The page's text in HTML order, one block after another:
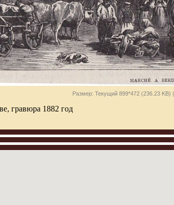
Размер: Текущий 899*472 (236.23 KB) |
гравюра 1882 год